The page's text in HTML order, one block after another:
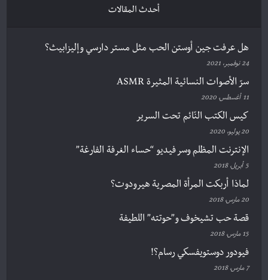
أحدث المقالات
هل عرفت جين أوستن الحب مثل مستر دارسي وإليزابيث؟
24 نوفمبر، 2021
سرّ الأصوات النسائية المثيرة ASMR
11 أغسطس، 2020
كيس الكتب النّائم تحت السرير
20 يوليو، 2020
الإنترنت المظلم وسر فيديو “حساء الغرفة الفارغة”
5 أبريل، 2018
لماذا أربكت المرأة المصرية هيرودوت؟
20 مارس، 2018
قصة حب تشيخوف و”حوتته” اللطيفة
15 مارس، 2018
فيودور دوستويفسكي رسام؟!
7 مارس، 2018